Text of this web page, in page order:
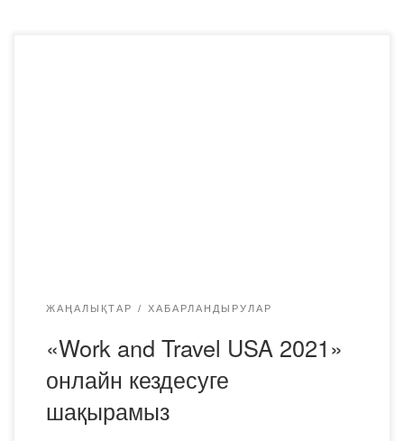
ЖАҢАЛЫҚТАР ХАБАРЛАНДЫРУЛАР
«Work and Travel USA 2021»
онлайн кездесуге
шақырамыз